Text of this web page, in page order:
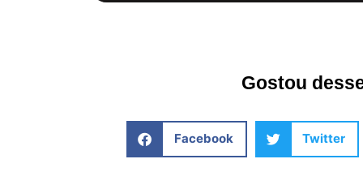
Gostou
Facebook Twitter